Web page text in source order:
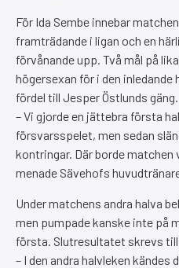
För Ida Sembe innebar
framträdande i ligan och en
förvånande upp. Två mål på
högersexan för i den inledande
fördel till Jesper Östlunds gäng.
– Vi gjorde en jättebra första
försvarsspelet, men sedan
kontringar. Där borde matchen
menade Sävehofs
Under matchens andra halva
men pumpade kanske inte på
första. Slutresultatet skrevs till
– I den andra halvleken